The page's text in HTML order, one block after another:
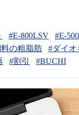
#E-800LSV
#E-
の粗脂肪
#ダイ
#割引 #BUCHI